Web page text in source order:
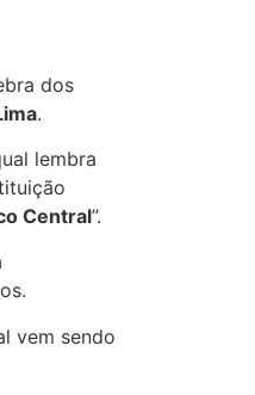
dos
.
lembra
Central”.
vem sendo